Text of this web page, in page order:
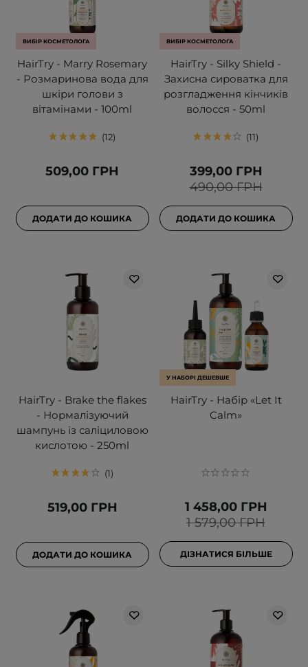
ВИБІР КОСМЕТОЛОГА
HairTry - Marry Rosemary
- Розмаринова вода для
шкіри голови з
вітамінами - 100ml
12
509,00 ГРН
ДОДАТИ ДО КОШИКА
ВИБІР КОСМЕТОЛОГА
HairTry - Silky Shield -
Захисна сироватка для
розгладження кінчиків
волосся - 50ml
11
490,00 ГРН
399,00 ГРН
ДОДАТИ ДО КОШИКА
HairTry - Brake the flakes
- Нормалізуючий
шампунь із саліциловою
кислотою - 250ml
1
519,00 ГРН
ДОДАТИ ДО КОШИКА
У НАБОРІ ДЕШЕВШЕ
HairTry - Набір «Let It
Calm»
1 579,00 ГРН
1 458,00 ГРН
ДІЗНАТИСЯ БІЛЬШЕ